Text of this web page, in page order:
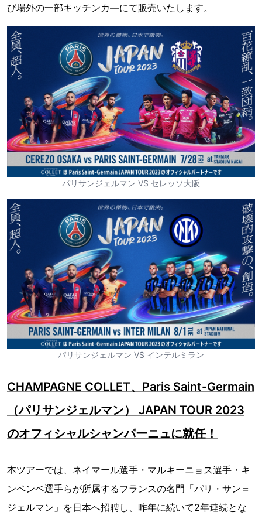
び場外の一部キッチンカ―にて販売いたします。
パリサンジェルマン VS セレッソ大阪
パリサンジェルマン VS インテルミラン
CHAMPAGNE COLLET、Paris Saint-Germain
（パリサンジェルマン） JAPAN TOUR 2023
のオフィシャルシャンパーニュに就任！
本ツアーでは、ネイマール選手・マルキーニョス選手・キ
ンペンベ選手らが所属するフランスの名門「パリ・サン＝
ジェルマン」を日本へ招聘し、昨年に続いて2年連続とな